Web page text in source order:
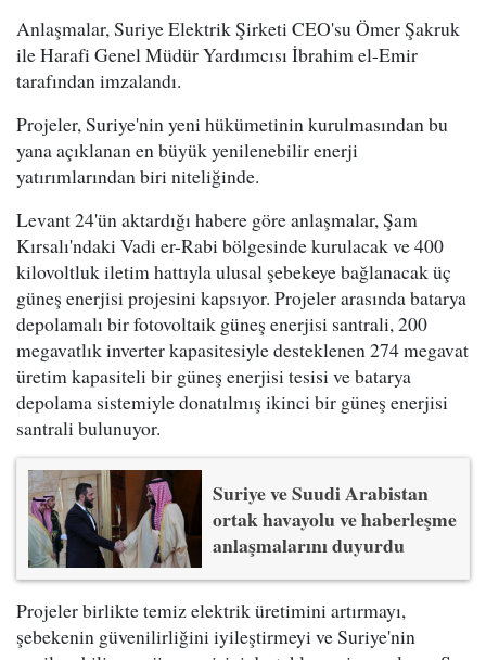
Anlaşmalar, Suriye Elektrik Şirketi CEO'su Ömer Şakruk
ile Harafi Genel Müdür Yardımcısı İbrahim el-Emir
tarafından imzalandı.
Projeler, Suriye'nin yeni hükümetinin kurulmasından bu
yana açıklanan en büyük yenilenebilir enerji
yatırımlarından biri niteliğinde.
Levant 24'ün aktardığı habere göre anlaşmalar, Şam
Kırsalı'ndaki Vadi er-Rabi bölgesinde kurulacak ve 400
kilovoltluk iletim hattıyla ulusal şebekeye bağlanacak üç
güneş enerjisi projesini kapsıyor. Projeler arasında batarya
depolamalı bir fotovoltaik güneş enerjisi santrali, 200
megavatlık inverter kapasitesiyle desteklenen 274 megavat
üretim kapasiteli bir güneş enerjisi tesisi ve batarya
depolama sistemiyle donatılmış ikinci bir güneş enerjisi
santrali bulunuyor.
Suriye ve Suudi Arabistan
ortak havayolu ve haberleşme
anlaşmalarını duyurdu
Projeler birlikte temiz elektrik üretimini artırmayı,
şebekenin güvenilirliğini iyileştirmeyi ve Suriye'nin